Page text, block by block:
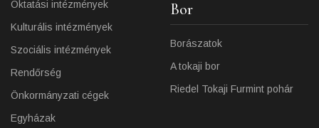
Oktatási intézmények
Kulturális intézmények
Szociális intézmények
Rendőrség
Önkormányzati cégek
Egyházak
Bor
Borászatok
A tokaji bor
Riedel Tokaji Furmint pohár